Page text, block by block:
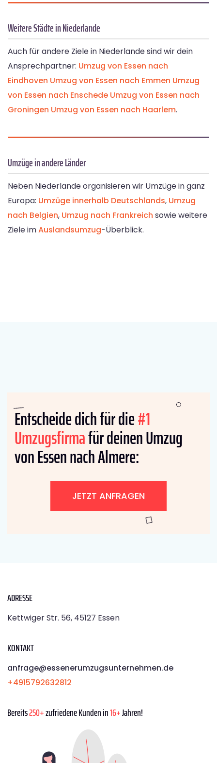
Weitere Städte in Niederlande
Auch für andere Ziele in Niederlande sind wir dein
Ansprechpartner: Umzug von Essen nach
Eindhoven Umzug von Essen nach Emmen Umzug
von Essen nach Enschede Umzug von Essen nach
Groningen Umzug von Essen nach Haarlem.
Umzüge in andere Länder
Neben Niederlande organisieren wir Umzüge in ganz
Europa: Umzüge innerhalb Deutschlands, Umzug
nach Belgien, Umzug nach Frankreich sowie weitere
Ziele imAuslandsumzug-Überblick.
Entscheide dich für die#1
Umzugsfirmafür deinen Umzug
von Essen nach Almere:
JETZT ANFRAGEN
ADRESSE
Kettwiger Str. 56, 45127 Essen
KONTAKT
anfrage@essenerumzugsunternehmen.de
+4915792632812
Bereits250+zufriedene Kunden in16+Jahren!